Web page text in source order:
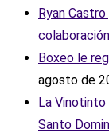
Ryan
Boxeo le
agosto de
La
Santo